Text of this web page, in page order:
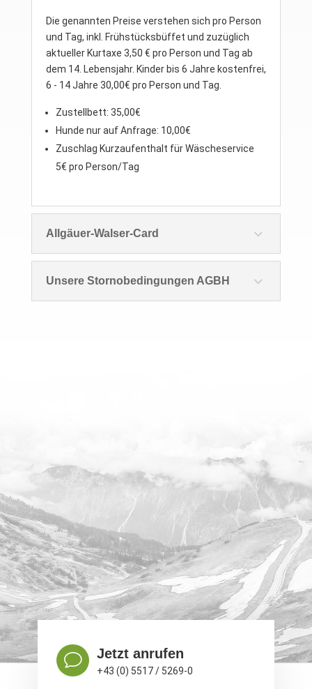
Die genannten Preise verstehen sich pro Person
und Tag, inkl. Frühstücksbüffet und zuzüglich
aktueller Kurtaxe 3,50 € pro Person und Tag ab
dem 14. Lebensjahr. Kinder bis 6 Jahre kostenfrei,
6 - 14 Jahre 30,00€ pro Person und Tag.
Zustellbett: 35,00€
Hunde nur auf Anfrage: 10,00€
Zuschlag Kurzaufenthalt für Wäscheservice
5€ pro Person/Tag
Allgäuer-Walser-Card
Unsere Stornobedingungen AGBH
v Jetzt anrufen
+43 (0) 5517 / 5269-0